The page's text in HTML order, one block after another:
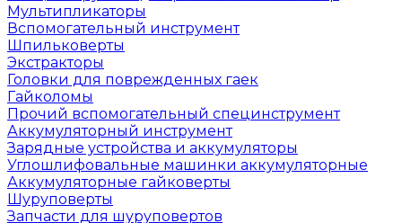
Мультипликаторы
Вспомогательный инструмент
Шпильковерты
Экстракторы
Головки для поврежденных гаек
Гайколомы
Прочий вспомогательный специнструмент
Аккумуляторный инструмент
Зарядные устройства и аккумуляторы
Углошлифовальные машинки аккумуляторные
Аккумуляторные гайковерты
Шуруповерты
Запчасти для шуруповертов